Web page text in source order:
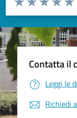
Valuta
Valuta 3
Valuta 2 stelle
Valuta 1 stelle su 5
Contatta il
Leggi le
Richiedi